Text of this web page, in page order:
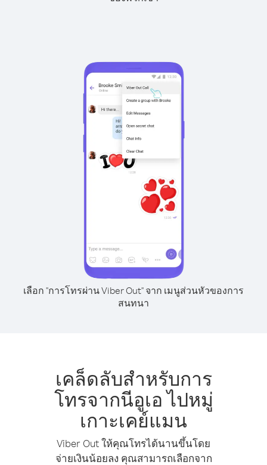
เลือก "การโทรผ่าน Viber Out" จาก เมนูส่วนหัวของการ
สนทนา
เคล็ดลับสำหรับการ
โทรจากนีอูเอ ไปหมู่
เกาะเคย์แมน
Viber Out ให้คุณโทรได้นานขึ้นโดย
จ่ายเงินน้อยลง คุณสามารถเลือกจาก